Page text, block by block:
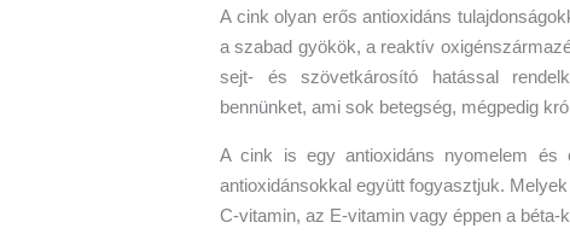
A cink olyan erős antioxidáns
a szabad gyökök, a reaktív
sejt- és szövetkárosító hatással
bennünket, ami sok betegség, mégpedig
A cink is egy antioxidáns nyomelem és
antioxidánsokkal együtt fogyasztjuk.
C-vitamin, az E-vitamin vagy éppen a béta-